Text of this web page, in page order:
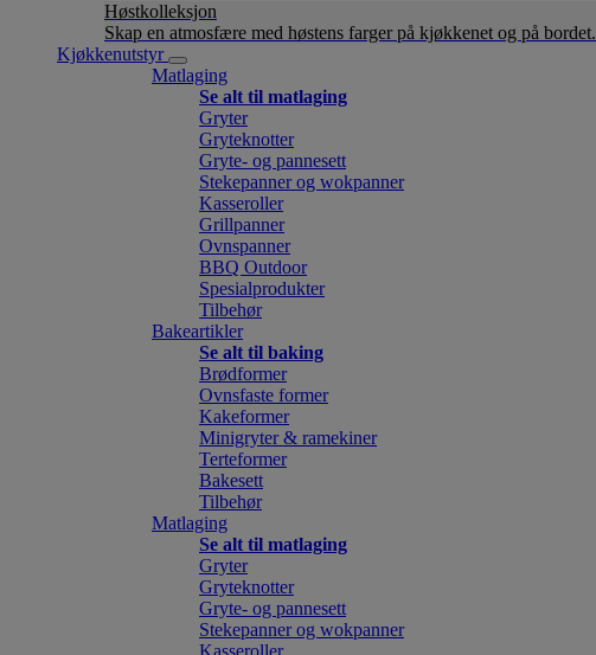
Høstkolleksjon
Skap en atmosfære med høstens farger på kjøkkenet og på bordet.
Kjøkkenutstyr
Matlaging
Se alt til matlaging
Gryter
Gryteknotter
Gryte- og pannesett
Stekepanner og wokpanner
Kasseroller
Grillpanner
Ovnspanner
BBQ Outdoor
Spesialprodukter
Tilbehør
Bakeartikler
Se alt til baking
Brødformer
Ovnsfaste former
Kakeformer
Minigryter & ramekiner
Terteformer
Bakesett
Tilbehør
Matlaging
Se alt til matlaging
Gryter
Gryteknotter
Gryte- og pannesett
Stekepanner og wokpanner
Kasseroller